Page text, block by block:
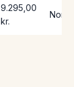
9.295,00
kr.